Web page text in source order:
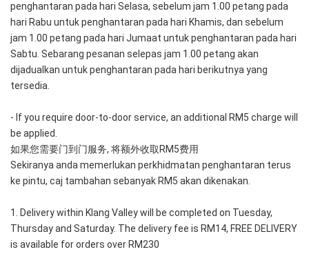
penghantaran pada hari Selasa, sebelum jam 1.00 petang pada
hari Rabu untuk penghantaran pada hari Khamis, dan sebelum
jam 1.00 petang pada hari Jumaat untuk penghantaran pada hari
Sabtu. Sebarang pesanan selepas jam 1.00 petang akan
dijadualkan untuk penghantaran pada hari berikutnya yang
tersedia.
- If you require door-to-door service, an additional RM5 charge will
be applied.
如果您需要门到门服务, 将额外收取RM5费用
Sekiranya anda memerlukan perkhidmatan penghantaran terus
ke pintu, caj tambahan sebanyak RM5 akan dikenakan.
1. Delivery within Klang Valley will be completed on Tuesday,
Thursday and Saturday. The delivery fee is RM14, FREE DELIVERY
is available for orders over RM230